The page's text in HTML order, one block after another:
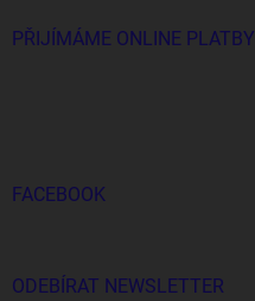
PŘIJÍMÁME ONLINE PLATBY
FACEBOOK
ODEBÍRAT NEWSLETTER